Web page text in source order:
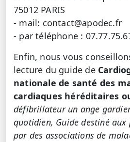
75012 PARIS
- mail: contact@apodec.fr
- par téléphone :
Enfin, nous vous
lecture du guide de
nationale de santé des
cardiaques héréditaires
défibrillateur un ange
quotidien, Guide destiné aux
par des associations de